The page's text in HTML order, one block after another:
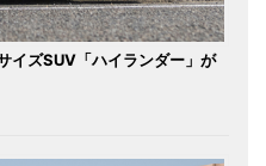
イズSUV「ハイランダー」が